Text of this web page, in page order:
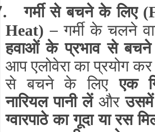
गर्मी से बचने के लिए
Heat)–गर्मी के चलने
हवाओं के प्रभाव से
आप एलोवेरा का प्रयोग
से बचने के लिएएक
नारियल पानी लेंऔरउसमें
ग्वारपाठे का गूदा या रस